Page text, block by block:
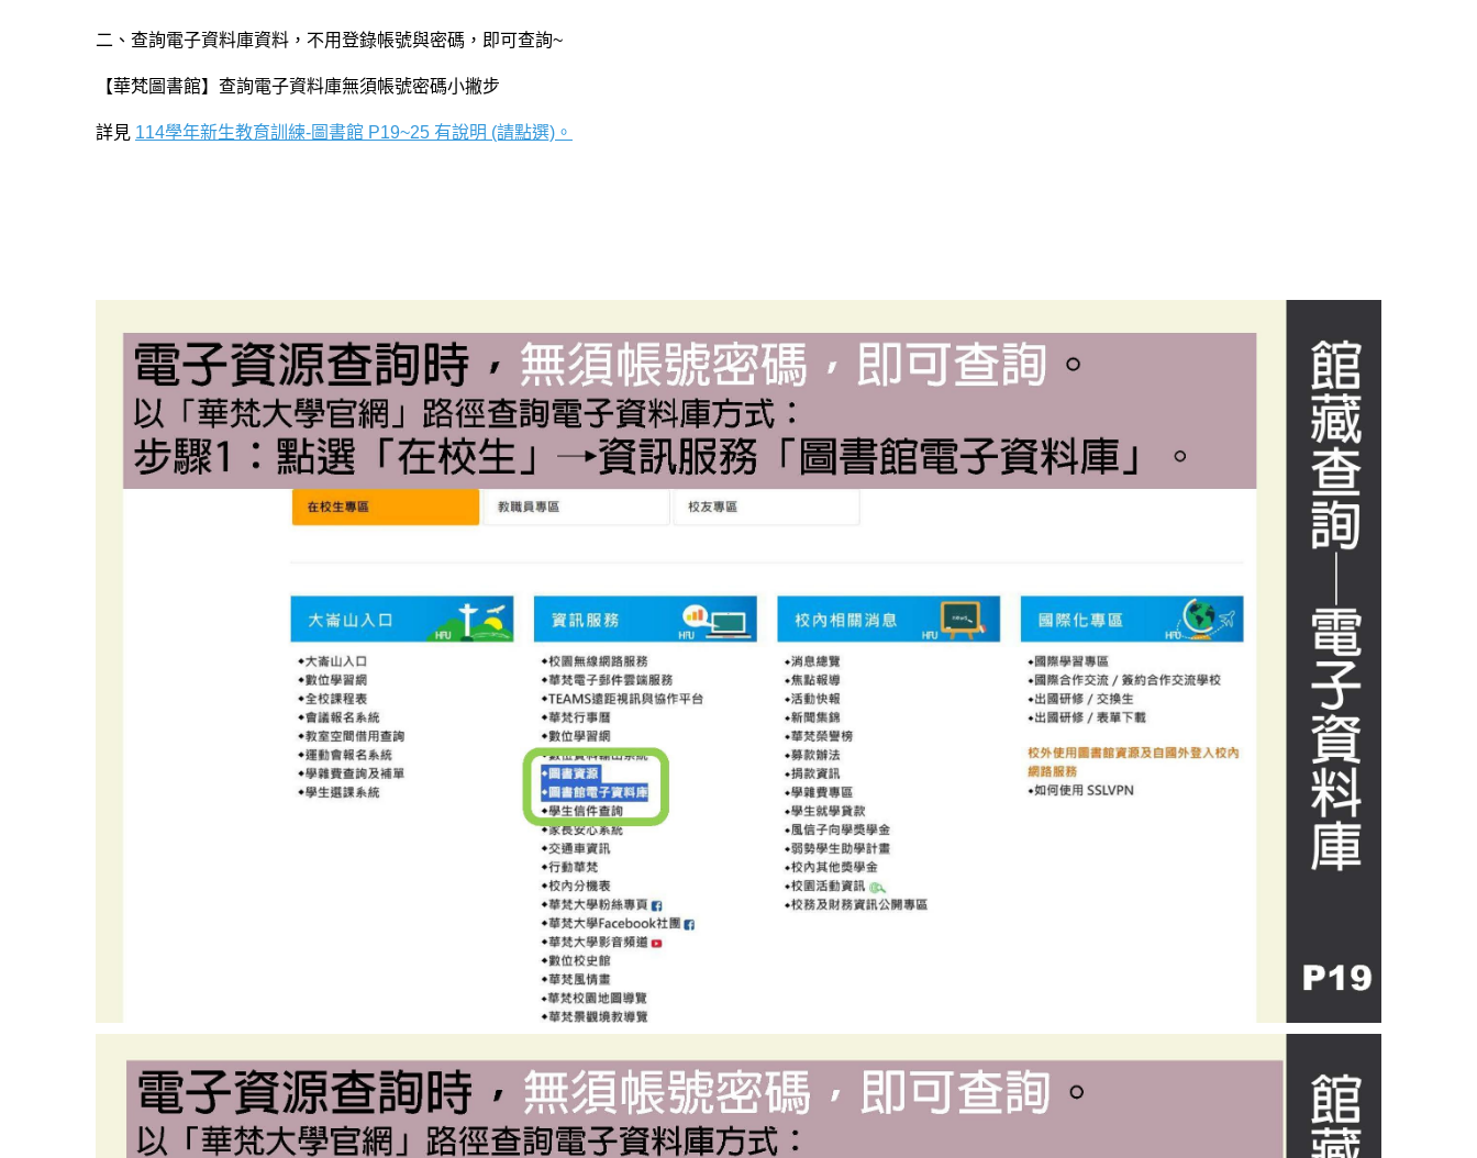
二、查詢電子資料庫資料，不用登錄帳號與密碼，即可查詢~
【華梵圖書館】查詢電子資料庫無須帳號密碼小撇步
詳見 114學年新生教育訓練-圖書館 P19~25 有說明 (請點選)。